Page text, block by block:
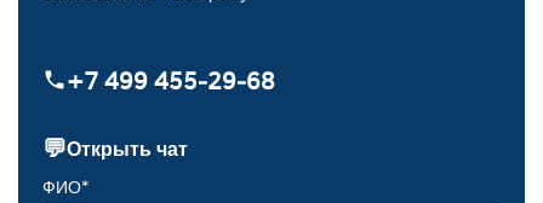
+7 499 455‑29‑68
💬Открыть чат
ФИО*